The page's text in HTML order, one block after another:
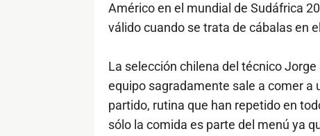
Américo en el mundial de Sudáfrica
válido cuando se trata de cábalas en
La selección chilena del técnico
equipo sagradamente sale a comer a
partido, rutina que han repetido en
sólo la comida es parte del menú ya